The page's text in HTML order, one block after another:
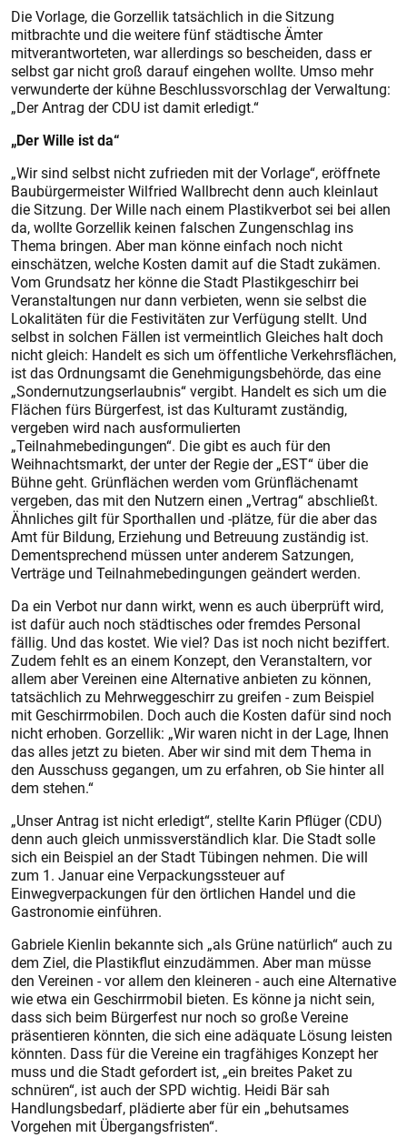
Die Vorlage, die Gorzellik tatsächlich in die Sitzung
mitbrachte und die weitere fünf städtische Ämter
mitverantworteten, war allerdings so bescheiden, dass er
selbst gar nicht groß darauf eingehen wollte. Umso mehr
verwunderte der kühne Beschlussvorschlag der Verwaltung:
„Der Antrag der CDU ist damit erledigt.“
„Der Wille ist da“
„Wir sind selbst nicht zufrieden mit der Vorlage“, eröffnete
Baubürgermeister Wilfried Wallbrecht denn auch kleinlaut
die Sitzung. Der Wille nach einem Plastikverbot sei bei allen
da, wollte Gorzellik keinen falschen Zungenschlag ins
Thema bringen. Aber man könne einfach noch nicht
einschätzen, welche Kosten damit auf die Stadt zukämen.
Vom Grundsatz her könne die Stadt Plastikgeschirr bei
Veranstaltungen nur dann verbieten, wenn sie selbst die
Lokalitäten für die Festivitäten zur Verfügung stellt. Und
selbst in solchen Fällen ist vermeintlich Gleiches halt doch
nicht gleich: Handelt es sich um öffentliche Verkehrsflächen,
ist das Ordnungsamt die Genehmigungsbehörde, das eine
„Sondernutzungserlaubnis“ vergibt. Handelt es sich um die
Flächen fürs Bürgerfest, ist das Kulturamt zuständig,
vergeben wird nach ausformulierten
„Teilnahmebedingungen“. Die gibt es auch für den
Weihnachtsmarkt, der unter der Regie der „EST“ über die
Bühne geht. Grünflächen werden vom Grünflächenamt
vergeben, das mit den Nutzern einen „Vertrag“ abschließt.
Ähnliches gilt für Sporthallen und -plätze, für die aber das
Amt für Bildung, Erziehung und Betreuung zuständig ist.
Dementsprechend müssen unter anderem Satzungen,
Verträge und Teilnahmebedingungen geändert werden.
Da ein Verbot nur dann wirkt, wenn es auch überprüft wird,
ist dafür auch noch städtisches oder fremdes Personal
fällig. Und das kostet. Wie viel? Das ist noch nicht beziffert.
Zudem fehlt es an einem Konzept, den Veranstaltern, vor
allem aber Vereinen eine Alternative anbieten zu können,
tatsächlich zu Mehrweggeschirr zu greifen - zum Beispiel
mit Geschirrmobilen. Doch auch die Kosten dafür sind noch
nicht erhoben. Gorzellik: „Wir waren nicht in der Lage, Ihnen
das alles jetzt zu bieten. Aber wir sind mit dem Thema in
den Ausschuss gegangen, um zu erfahren, ob Sie hinter all
dem stehen.“
„Unser Antrag ist nicht erledigt“, stellte Karin Pflüger (CDU)
denn auch gleich unmissverständlich klar. Die Stadt solle
sich ein Beispiel an der Stadt Tübingen nehmen. Die will
zum 1. Januar eine Verpackungssteuer auf
Einwegverpackungen für den örtlichen Handel und die
Gastronomie einführen.
Gabriele Kienlin bekannte sich „als Grüne natürlich“ auch zu
dem Ziel, die Plastikflut einzudämmen. Aber man müsse
den Vereinen - vor allem den kleineren - auch eine Alternative
wie etwa ein Geschirrmobil bieten. Es könne ja nicht sein,
dass sich beim Bürgerfest nur noch so große Vereine
präsentieren könnten, die sich eine adäquate Lösung leisten
könnten. Dass für die Vereine ein tragfähiges Konzept her
muss und die Stadt gefordert ist, „ein breites Paket zu
schnüren“, ist auch der SPD wichtig. Heidi Bär sah
Handlungsbedarf, plädierte aber für ein „behutsames
Vorgehen mit Übergangsfristen“.